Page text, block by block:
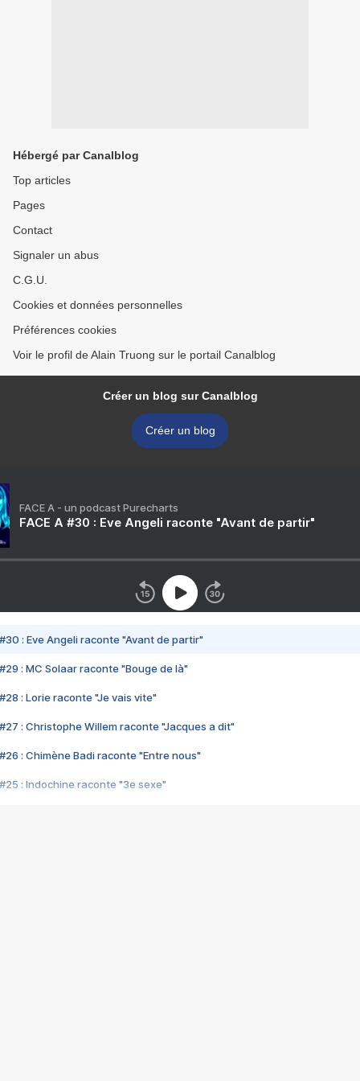
Hébergé par Canalblog
Top articles
Pages
Contact
Signaler un abus
C.G.U.
Cookies et données personnelles
Préférences cookies
Voir le profil de Alain Truong sur le portail Canalblog
Créer un blog sur Canalblog
Créer un blog
FACE A - un podcast Purecharts
FACE A #30 : Eve Angeli raconte "Avant de partir"
#30 : Eve Angeli raconte "Avant de partir"
#29 : MC Solaar raconte "Bouge de là"
#28 : Lorie raconte "Je vais vite"
#27 : Christophe Willem raconte "Jacques a dit"
#26 : Chimène Badi raconte "Entre nous"
#25 : Indochine raconte "3e sexe"